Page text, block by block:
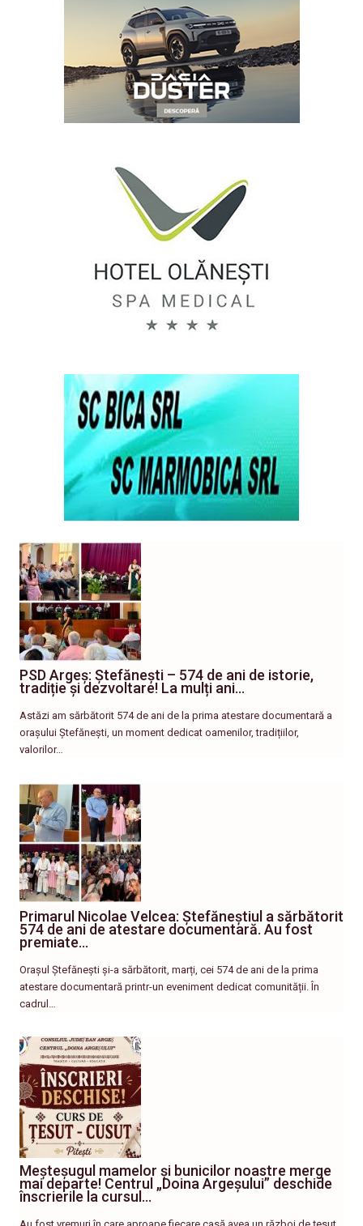
PSD Argeș: Ștefănești – 574 de ani de istorie,
tradiție și dezvoltare! La mulți ani…
Astăzi am sărbătorit 574 de ani de la prima atestare documentară a
orașului Ștefănești, un moment dedicat oamenilor, tradițiilor,
valorilor…
Primarul Nicolae Velcea: Ștefăneștiul a sărbătorit
574 de ani de atestare documentară. Au fost
premiate…
Orașul Ștefănești și-a sărbătorit, marți, cei 574 de ani de la prima
atestare documentară printr-un eveniment dedicat comunității. În
cadrul…
Meșteșugul mamelor și bunicilor noastre merge
mai departe! Centrul „Doina Argeșului” deschide
înscrierile la cursul…